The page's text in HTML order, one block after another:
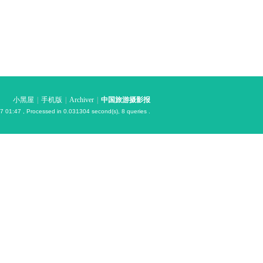
小黑屋 手机版 Archiver 中国旅游摄影报
01:47 , Processed in 0.031304 second(s), 8 queries .